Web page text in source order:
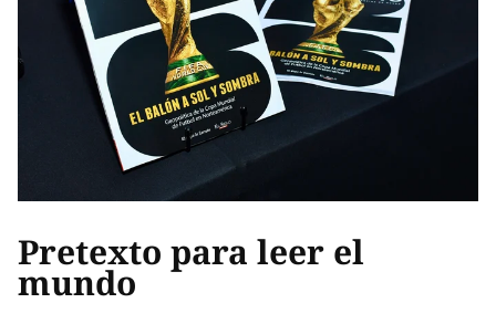
Pretexto para leer el
mundo